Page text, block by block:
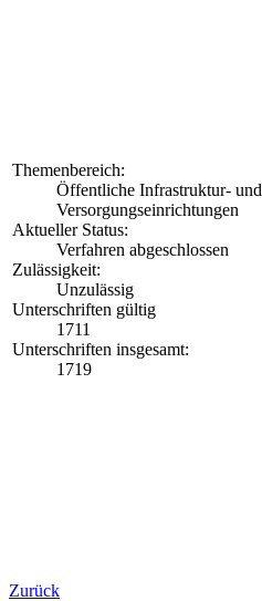
Themenbereich:
Öffentliche Infrastruktur- und
Versorgungseinrichtungen
Aktueller Status:
Verfahren abgeschlossen
Zulässigkeit:
Unzulässig
Unterschriften gültig
1711
Unterschriften insgesamt:
1719
Zurück